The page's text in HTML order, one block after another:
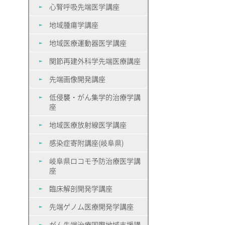
心腎呼吸先端医学講座
地域腫瘍学講座
地域医療運動器医学講座
関節再建外科学先端医療講座
先端画像開発講座
低侵襲・がん集学的治療学講
座
地域医療放射線医学講座
感染症寄附講座(岐阜県)
岐阜県ロコモ予防治療医学講
座
臨床解剖開発学講座
先端ゲノム医療開発学講座